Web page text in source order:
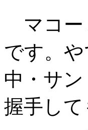
マコー
です。
中・サ
握手して